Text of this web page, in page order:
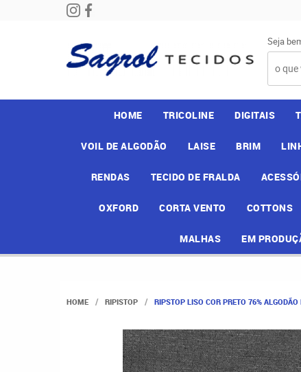
Seja
HOME TRICOLINE DIGITAIS
VOIL DE ALGODÃO LAISE BRIM
RENDAS TECIDO DE FRALDA
OXFORD CORTA VENTO COTTONS
MALHAS EM
HOME RIPISTOP RIPSTOP LISO COR PRETO 76%